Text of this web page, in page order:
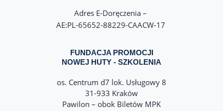
Adres E-Doręczenia –
AE:PL-65652-88229-CAACW-17
FUNDACJA PROMOCJI
NOWEJ HUTY - SZKOLENIA
os. Centrum d7 lok. Usługowy 8
31-933 Kraków
Pawilon – obok Biletów MPK